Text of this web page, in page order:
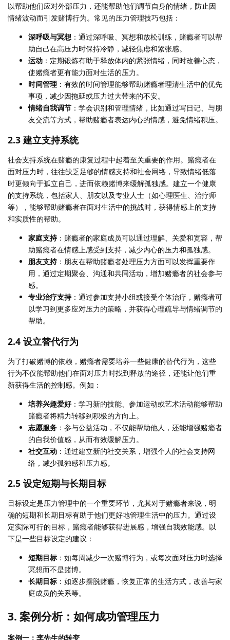
以帮助他们应对外部压力，还能帮助他们调节自身的情绪，防止因
情绪波动而引发赌博行为。常见的压力管理技巧包括：
深呼吸与冥想 ：通过深呼吸、冥想和放松训练，赌瘾者可以帮
助自己在高压力时保持冷静，减轻焦虑和紧张感。
运动 ：定期锻炼有助于释放体内的紧张情绪，同时改善心态，
使赌瘾者更有能力面对生活的压力。
时间管理 ：有效的时间管理能够帮助赌瘾者理清生活中的优先
事项，减少因拖延或压力过大带来的不安。
情绪自我调节 ：学会识别和管理情绪，比如通过写日记、与朋
友交流等方式，帮助赌瘾者表达内心的情感，避免情绪积压。
2.3 建立支持系统
社会支持系统在赌瘾的康复过程中起着至关重要的作用。赌瘾者在
面对压力时，往往缺乏足够的情感支持和社会网络，导致情绪低落
时更倾向于孤立自己，进而依赖赌博来缓解孤独感。建立一个健康
的支持系统，包括家人、朋友以及专业人士（如心理医生、治疗师
等），能够帮助赌瘾者在面对生活中的挑战时，获得情感上的支持
和实质性的帮助。
家庭支持：赌瘾者的家庭成员可以通过理解、关爱和宽容，帮
助赌瘾者在情感上感受到支持，减少内心的压力和孤独感。
朋友支持：朋友在帮助赌瘾者处理压力方面可以发挥重要作
用，通过定期聚会、沟通和共同活动，增加赌瘾者的社会参与
感。
专业治疗支持：通过参加支持小组或接受个体治疗，赌瘾者可
以学习到更多应对压力的策略，并获得心理疏导与情绪调节的
帮助。
2.4 设立替代行为
为了打破赌博的依赖，赌瘾者需要培养一些健康的替代行为，这些
行为不仅能帮助他们在面对压力时找到释放的途径，还能让他们重
新获得生活的控制感。例如：
培养兴趣爱好：学习新的技能、参加运动或艺术活动能够帮助
赌瘾者将精力转移到积极的方向上。
志愿服务 ：参与公益活动，不仅能帮助他人，还能增强赌瘾者
的自我价值感，从而有效缓解压力。
社交互动 ：通过建立新的社交关系，增强个人的社会支持网
络，减少孤独感和压力感。
2.5 设定短期与长期目标
目标设定是压力管理中的一个重要环节，尤其对于赌瘾者来说，明
确的短期和长期目标有助于他们更好地管理生活中的压力。通过设
定实际可行的目标，赌瘾者能够获得进展感，增强自我效能感。以
下是一些目标设定的建议：
短期目标 ：如每周减少一次赌博行为，或每次面对压力时选择
冥想而不是赌博。
长期目标 ：如逐步摆脱赌瘾，恢复正常的生活方式，改善与家
庭成员的关系等。
3. 案例分析：如何成功管理压力
案例一：李先生的转变